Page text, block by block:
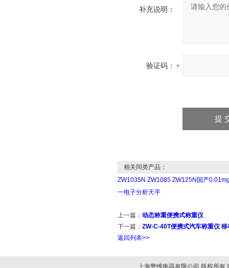
补充说明：
验证码：
相关同类产品：
ZW1035N ZW1085 ZW125N国产
一电子分析天平
上一篇： 动态称重便携式称重仪
下一篇： ZW-C-40T便携式汽车称重仪
返回列表>>
上海赞维衡器有限公司 版权所